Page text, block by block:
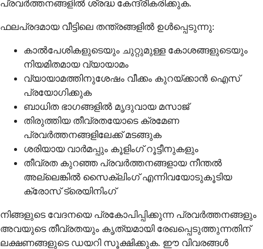
പ്രവർത്തനങ്ങളിൽ ശ്രദ്ധ കേന്ദ്രീകരിക്കുക.
ഫലപ്രദമായ വീട്ടിലെ തന്ത്രങ്ങളിൽ ഉൾപ്പെടുന്നു:
കാൽപേശികളുടെയും ചുറ്റുമുള്ള കോശങ്ങളുടെയും
നിയമിതമായ വ്യായാമം
വ്യായാമത്തിനുശേഷം വീക്കം കുറയ്ക്കാൻ ഐസ്
പ്രയോഗിക്കുക
ബാധിത ഭാഗങ്ങളിൽ മൃദുവായ മസാജ്
തിരുത്തിയ തീവ്രതയോടെ ക്രമേണ
പ്രവർത്തനങ്ങളിലേക്ക് മടങ്ങുക
ശരിയായ വാർമപ്പും കൂളിംഗ് റൂട്ടീനുകളും
തീവ്രത കുറഞ്ഞ പ്രവർത്തനങ്ങളായ നീന്തൽ
അല്ലെങ്കിൽ സൈക്ലിംഗ് എന്നിവയോടുകൂടിയ
ക്രോസ് ട്രെയിനിംഗ്
നിങ്ങളുടെ വേദനയെ പ്രകോപിപ്പിക്കുന്ന പ്രവർത്തനങ്ങളും
അവയുടെ തീവ്രതയും കൃത്യമായി രേഖപ്പെടുത്തുന്നതിന്
ലക്ഷണങ്ങളുടെ ഡയറി സൂക്ഷിക്കുക. ഈ വിവരങ്ങൾ